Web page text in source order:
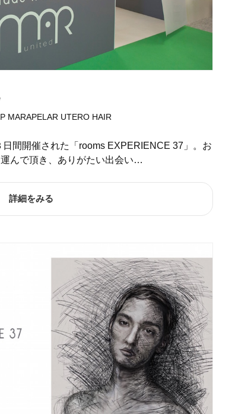
MARAPELAR UTERO HAIR
間開催された「rooms EXPERIENCE 37」。お
んで頂き、ありがたい出会い…
詳細をみる